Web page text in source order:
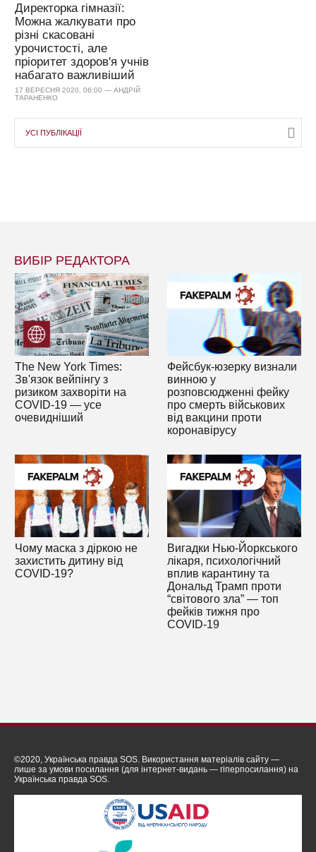
Директорка гімназії:
Можна жалкувати про
різні скасовані
урочистості, але
пріоритет здоров'я учнів
набагато важливіший
17 ВЕРЕСНЯ 2020, 06:00 — АНДРІЙ
ТАРАНЕНКО
УСІ ПУБЛІКАЦІЇ
ВИБІР РЕДАКТОРА
The New York Times:
Зв'язок вейпінгу з
ризиком захворіти на
COVID-19 — усе
очевидніший
Фейсбук-юзерку визнали
винною у
розповсюдженні фейку
про смерть військових
від вакцини проти
коронавірусу
Чому маска з діркою не
захистить дитину від
COVID-19?
Вигадки Нью-Йоркського
лікаря, психологічний
вплив карантину та
Дональд Трамп проти
“світового зла” — топ
фейків тижня про
COVID-19
©2020, Українська правда SOS. Використання матеріалів сайту —
лише за умови посилання (для інтернет-видань — гіперпосилання) на
Українська правда SOS.